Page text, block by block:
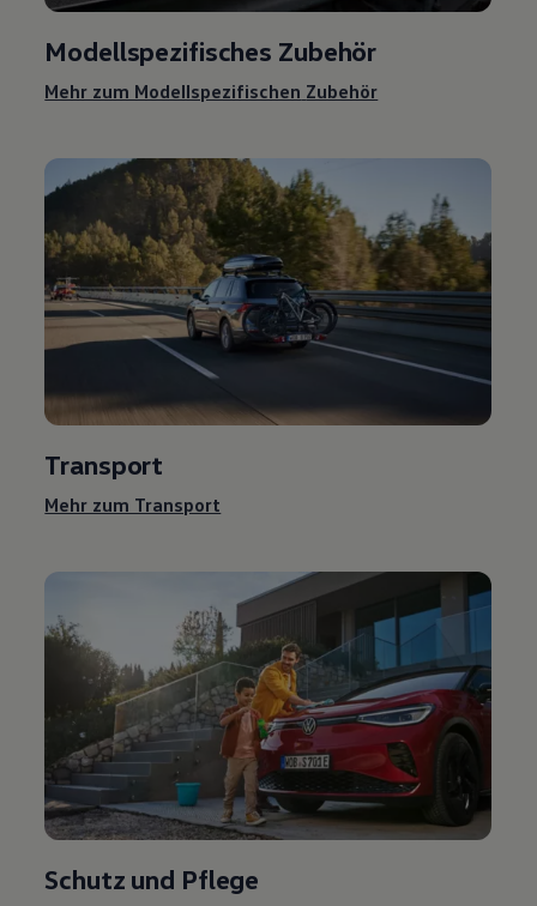
Modellspezifisches Zubehör
Mehr zum Modellspezifischen Zubehör
Transport
Mehr zum Transport
Schutz und Pflege